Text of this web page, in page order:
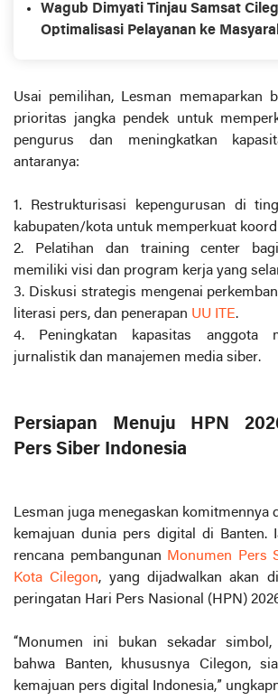
Wagub Dimyati Tinjau Samsat
Optimalisasi Pelayanan ke
Usai pemilihan, Lesman memaparkan
prioritas jangka pendek untuk
pengurus dan meningkatkan
antaranya:
1. Restrukturisasi kepengurusan di
kabupaten/kota untuk memperkuat
2. Pelatihan dan training center
memiliki visi dan program kerja yang
3. Diskusi strategis mengenai
literasi pers, dan penerapan UU ITE.
4. Peningkatan kapasitas anggota
jurnalistik dan manajemen media siber.
Persiapan Menuju HPN
Pers Siber Indonesia
Lesman juga menegaskan komitmennya
kemajuan dunia pers digital di Banten.
rencana pembangunan Monumen Pers
Kota Cilegon, yang dijadwalkan akan
peringatan Hari Pers Nasional (HPN)
“Monumen ini bukan sekadar
bahwa Banten, khususnya Cilegon,
kemajuan pers digital Indonesia,”